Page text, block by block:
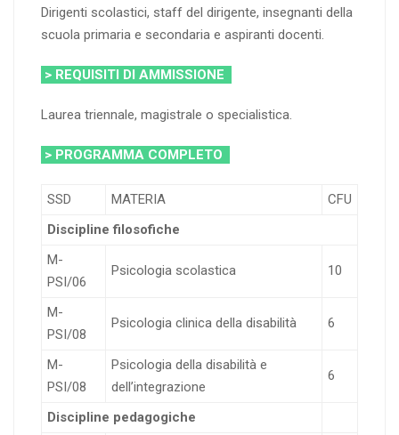
Dirigenti scolastici, staff del dirigente, insegnanti della
scuola primaria e secondaria e aspiranti docenti.
> REQUISITI DI AMMISSIONE
Laurea triennale, magistrale o specialistica.
> PROGRAMMA COMPLETO
SSD MATERIA
CFU
Discipline filosofiche
M-
PSI/06
Psicologia scolastica 10
M-
PSI/08
Psicologia clinica della disabilità 6
M-
PSI/08
Psicologia della disabilità e
dell’integrazione
6
Discipline pedagogiche